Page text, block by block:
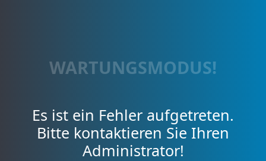
WARTUNGSMODUS!
Es ist ein Fehler aufgetreten.
Bitte kontaktieren Sie Ihren
Administrator!